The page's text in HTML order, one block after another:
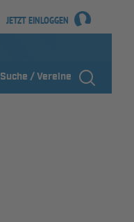
JETZT EINLOGGEN
Suche / Vereine